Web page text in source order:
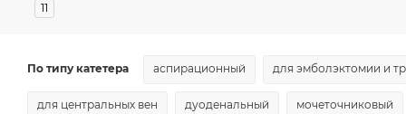
11
По типу катетера аспирационный для эмболэктомии и
для центральных вен дуоденальный мочеточниковый